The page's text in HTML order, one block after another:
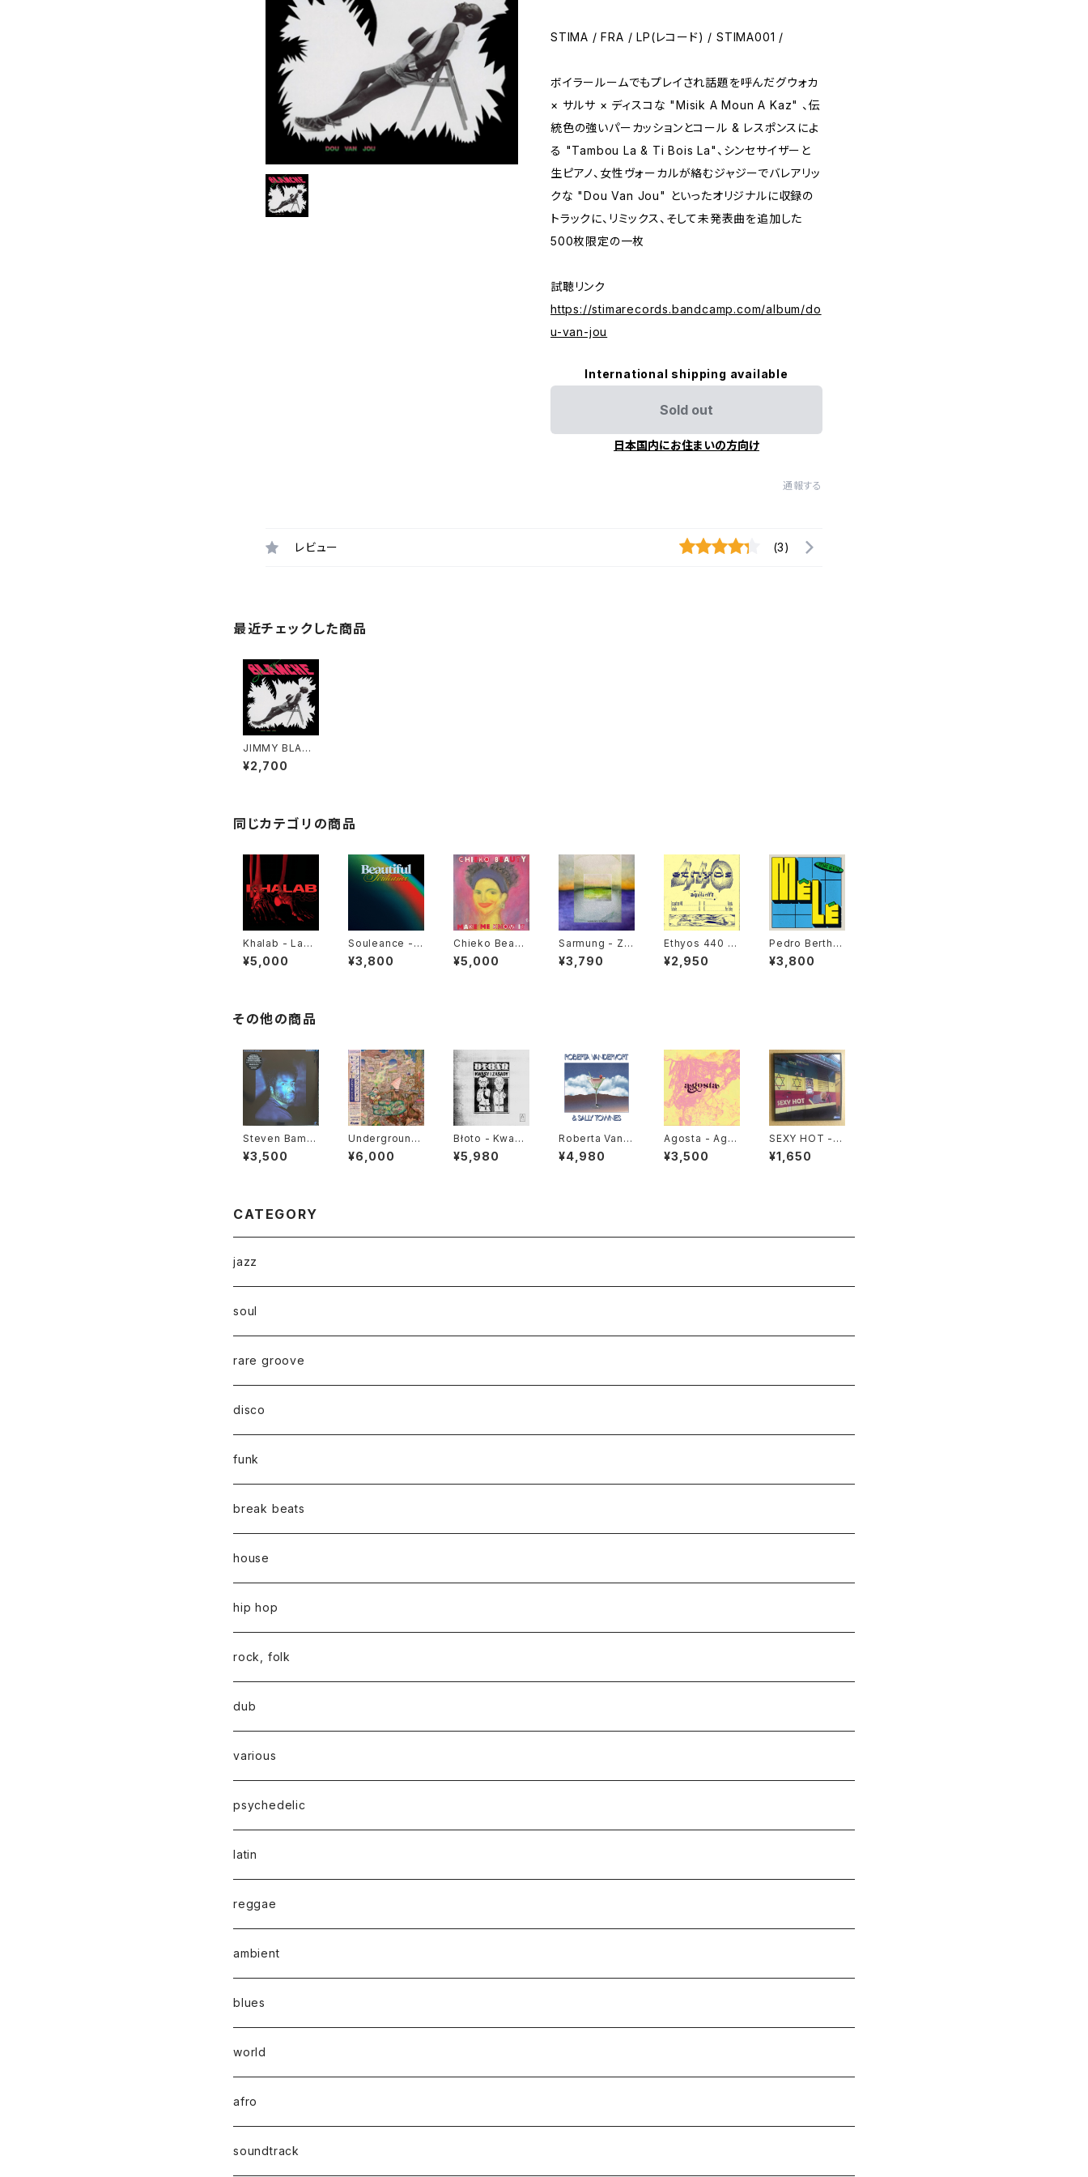
STIMA / FRA / LP(レコード) / STIMA001 /
ボイラールームでもプレイされ話題を呼んだグウォカ
× サルサ × ディスコな "Misik A Moun A Kaz" 、伝
統色の強いパーカッションとコール & レスポンスによ
る "Tambou La & Ti Bois La"、シンセサイザーと
生ピアノ、女性ヴォーカルが絡むジャジーでバレアリッ
クな "Dou Van Jou" といったオリジナルに収録の
トラックに、リミックス、そして未発表曲を追加した
500枚限定の一枚
試聴リンク
https://stimarecords.bandcamp.com/album/do
u-van-jou
International shipping available
Sold out
日本国内にお住まいの方向け
通報する
レビュー (3)
最近チェックした商品
JIMMY BLANC
HE / DOU VAN
JOU
¥2,700
同じカテゴリの商品
Khalab - Laye
rs "LP"
¥5,000
Souleance - B
eautiful "2LP"
¥3,800
Chieko Beaut
y ‎– Make Me
Know It "used
¥5,000
Sarmung - Ze
ndegi "12"
¥3,790
Ethyos 440 -
Aquila Rift "1
2"
¥2,950
Pedro Bertho
- Mêlé "12"
¥3,800
その他の商品
Steven Bamid
ele - Summin
g Up "LP"
¥3,500
Underground
Canopy - Unc
ut Gems "2xL
¥6,000
Błoto - Kwasy
I Zasady "LP"
¥5,980
Roberta Vand
ervort & Sally
Townes "LP"
¥4,980
Agosta - Ago
sta "LP"
¥3,500
SEXY HOT -
S.T "MIXCD"
¥1,650
CATEGORY
jazz
soul
rare groove
disco
funk
break beats
house
hip hop
rock, folk
dub
various
psychedelic
latin
reggae
ambient
blues
world
afro
soundtrack